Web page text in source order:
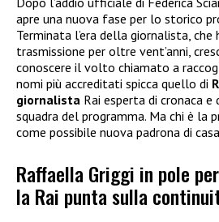
apre una nuova fase per lo storico
Terminata l’era della giornalista, che
trasmissione per oltre vent’anni,
conoscere il volto chiamato a
nomi più accreditati spicca quello di
giornalista Rai esperta di cronaca
squadra del programma. Ma chi è la
come possibile nuova padrona di
Raffaella Griggi in pole
la Rai punta sulla